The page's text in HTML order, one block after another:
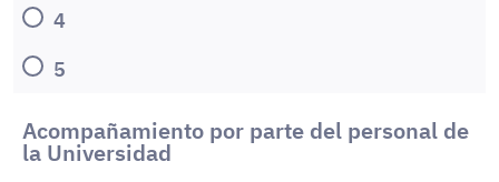
4
5
Acompañamiento por parte del personal de
la Universidad